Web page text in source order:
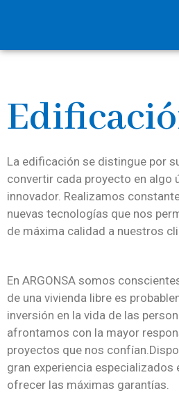
La edificación se distingue por
convertir cada proyecto en algo
innovador. Realizamos
nuevas tecnologías que nos
de máxima calidad a nuestros
En ARGONSA somos
de una vivienda libre es
inversión en la vida de las
afrontamos con la mayor
proyectos que nos
gran experiencia especializados
ofrecer las máximas garantías.